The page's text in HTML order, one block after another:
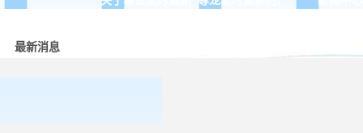
最新消息